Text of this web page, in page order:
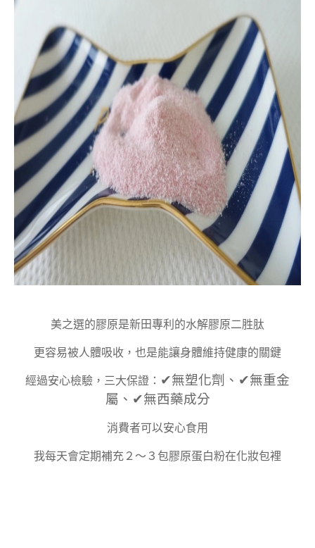
美之選的膠原是新田專利的水解膠原二胜肽
更容易被人體吸收，也是能讓身體維持健康的關鍵
經過安心檢驗，三大保證： ✔︎無塑化劑、 ✔︎無重金
屬、 ✔︎無西藥成分
消費者可以安心食用
我每天會定期補充２～３包膠原蛋白粉在化妝包裡